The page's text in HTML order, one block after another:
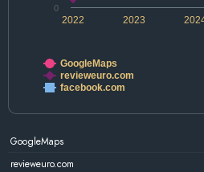
2022 2023
0
GoogleMaps
revieweuro.com
facebook.com
GoogleMaps
revieweuro.com